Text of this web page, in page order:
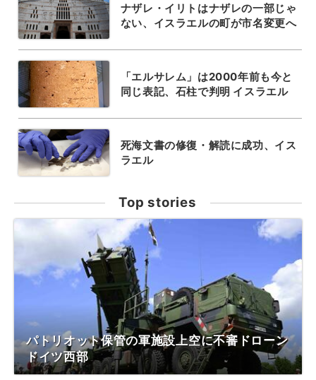
ナザレ・イリトはナザレの一部じゃ
ない、イスラエルの町が市名変更へ
「エルサレム」は2000年前も今と
同じ表記、石柱で判明 イスラエル
死海文書の修復・解読に成功、イス
ラエル
Top stories
パトリオット保管の軍施設上空に不審ドローン
ドイツ西部